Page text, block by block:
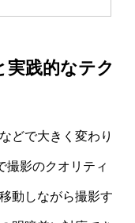
実践的なテク
どで大きく変わり
撮影のクオリティ
動しながら撮影す